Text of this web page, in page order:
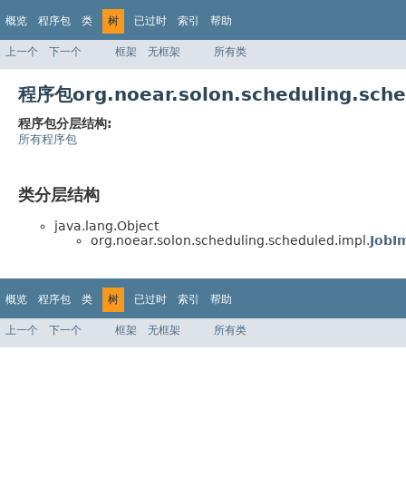
概览 程序包 类 树 已过时 索引 帮助
上一个 下一个 框架 无框架 所有类
程序包
程序包分层结构:
所有程序包
类分层结构
java.lang.Object
org.noear.solon.scheduling.scheduled.impl.
概览 程序包 类 树 已过时 索引 帮助
上一个 下一个 框架 无框架 所有类